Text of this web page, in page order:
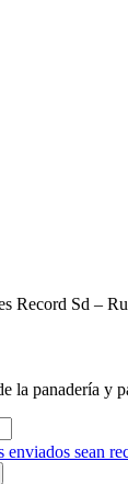
Record Sd –
la panadería y
enviados sean